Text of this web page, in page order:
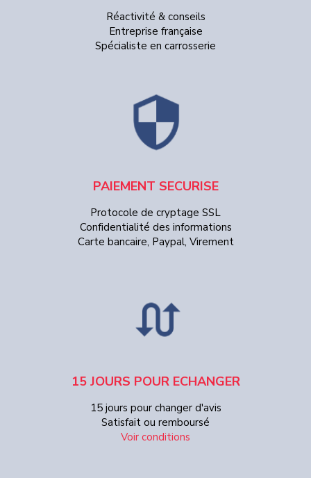
Réactivité & conseils
Entreprise française
Spécialiste en carrosserie
PAIEMENT SECURISE
Protocole de cryptage SSL
Confidentialité des informations
Carte bancaire, Paypal, Virement
15 JOURS POUR ECHANGER
15 jours pour changer d'avis
Satisfait ou remboursé
Voir conditions